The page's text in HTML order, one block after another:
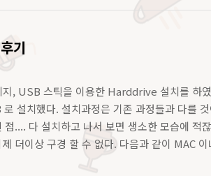
기
, USB 스틱을 이용한 Harddrive 설치를 하
설치했다. 설치과정은 기존 과정들과 다를
점.... 다 설치하고 나서 보면 생소한 모습에 적
더이상 구경 할 수 없다. 다음과 같이 MAC